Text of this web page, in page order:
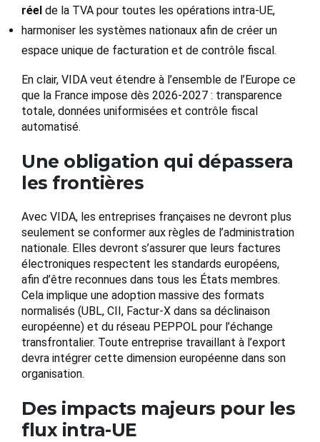
réel de la TVA pour toutes les opérations intra-UE,
harmoniser les systèmes nationaux afin de créer un
espace unique de facturation et de contrôle fiscal.
En clair, VIDA veut étendre à l’ensemble de l’Europe ce
que la France impose dès 2026-2027 : transparence
totale, données uniformisées et contrôle fiscal
automatisé.
Une obligation qui dépassera
les frontières
Avec VIDA, les entreprises françaises ne devront plus
seulement se conformer aux règles de l’administration
nationale. Elles devront s’assurer que leurs factures
électroniques respectent les standards européens,
afin d’être reconnues dans tous les États membres.
Cela implique une adoption massive des formats
normalisés (UBL, CII, Factur-X dans sa déclinaison
européenne) et du réseau PEPPOL pour l’échange
transfrontalier. Toute entreprise travaillant à l’export
devra intégrer cette dimension européenne dans son
organisation.
Des impacts majeurs pour les
flux intra-UE